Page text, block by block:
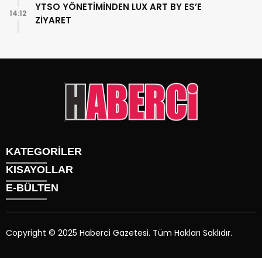
YTSO YÖNETİMİNDEN LUX ART BY ES’E
ZİYARET
14:12
KATEGORİLER
Gündem
Siyaset
Sağlık
KISAYOLLAR
Künye
Üyelik
İletişim
E-BÜLTEN
Copyright © 2025 Haberci Gazetesi. Tüm Hakları Saklıdır.